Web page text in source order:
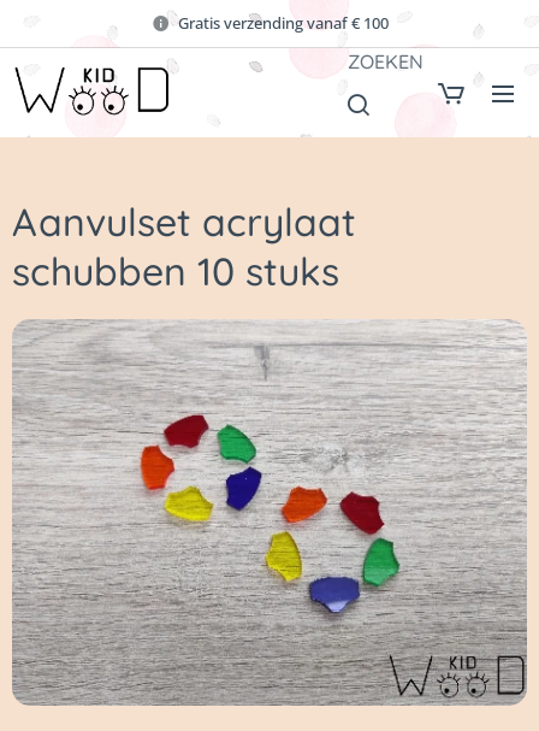
Gratis verzending vanaf € 100
ZOEKEN
Aanvulset acrylaat
schubben 10 stuks